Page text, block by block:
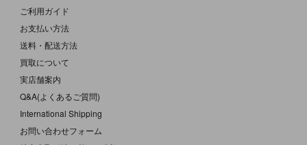
ご利用ガイド
お支払い方法
送料・配送方法
買取について
実店舗案内
Q&A(よくあるご質問)
International Shipping
お問い合わせフォーム